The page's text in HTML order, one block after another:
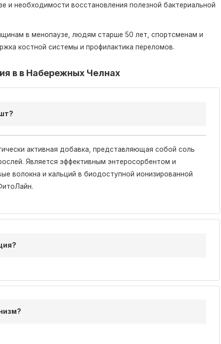
и необходимости восстановления полезной бактериальной
в менопаузе, людям старше 50 лет, спортсменам и
костной системы и профилактика переломов.
в в Набережных Челнах
активная добавка, представляющая собой соль
Является эффективным энтеросорбентом и
волокна и кальций в биодоступной ионизированной